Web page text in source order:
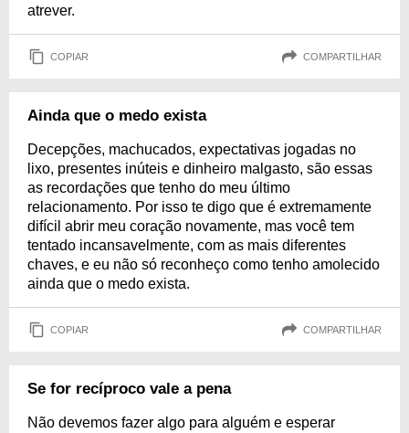
atrever.
COPIAR COMPARTILHAR
Ainda que o medo exista
Decepções, machucados, expectativas jogadas no
lixo, presentes inúteis e dinheiro malgasto, são essas
as recordações que tenho do meu último
relacionamento. Por isso te digo que é extremamente
difícil abrir meu coração novamente, mas você tem
tentado incansavelmente, com as mais diferentes
chaves, e eu não só reconheço como tenho amolecido
ainda que o medo exista.
COPIAR COMPARTILHAR
Se for recíproco vale a pena
Não devemos fazer algo para alguém e esperar